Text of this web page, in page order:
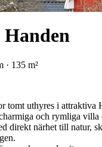
· 135 m²
tomt uthyres i attraktiva
och rymliga villa
direkt närhet till natur,